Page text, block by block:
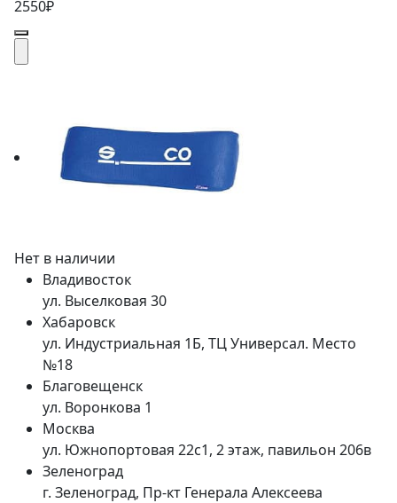
2550₽
Нет в наличии
Владивосток
ул. Выселковая 30
Хабаровск
ул. Индустриальная 1Б, ТЦ Универсал. Место
№18
Благовещенск
ул. Воронкова 1
Москва
ул. Южнопортовая 22с1, 2 этаж, павильон 206в
Зеленоград
г. Зеленоград, Пр-кт Генерала Алексеева